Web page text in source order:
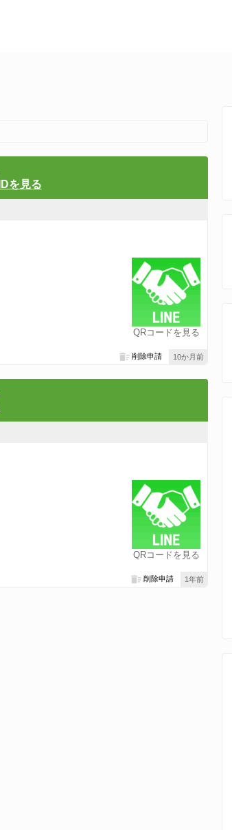
を見る
QRコードを見る
10か月前
削除申請
QRコードを見る
1年前
削除申請